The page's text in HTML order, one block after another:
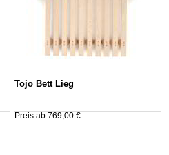
Tojo Bett Lieg
Preis ab 769,00 €